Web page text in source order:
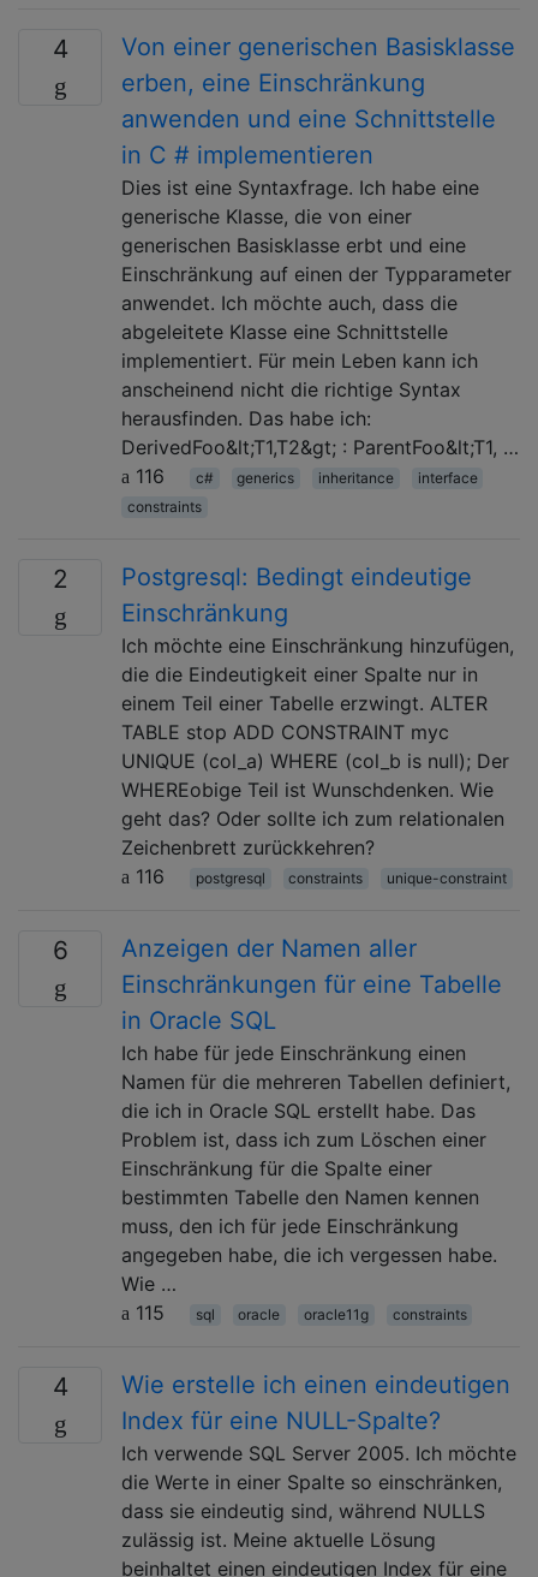
4
Von einer generischen Basisklasse
erben, eine Einschränkung
anwenden und eine Schnittstelle
in C # implementieren
Dies ist eine Syntaxfrage. Ich habe eine
generische Klasse, die von einer
generischen Basisklasse erbt und eine
Einschränkung auf einen der Typparameter
anwendet. Ich möchte auch, dass die
abgeleitete Klasse eine Schnittstelle
implementiert. Für mein Leben kann ich
anscheinend nicht die richtige Syntax
herausfinden. Das habe ich:
DerivedFoo&lt;T1,T2&gt; : ParentFoo&lt;T1, …
116
c# generics inheritance
interface
constraints
2
Postgresql: Bedingt eindeutige
Einschränkung
Ich möchte eine Einschränkung hinzufügen,
die die Eindeutigkeit einer Spalte nur in
einem Teil einer Tabelle erzwingt. ALTER
TABLE stop ADD CONSTRAINT myc
UNIQUE (col_a) WHERE (col_b is null); Der
WHEREobige Teil ist Wunschdenken. Wie
geht das? Oder sollte ich zum relationalen
Zeichenbrett zurückkehren?
116
postgresql constraints unique-constraint
6
Anzeigen der Namen aller
Einschränkungen für eine Tabelle
in Oracle SQL
Ich habe für jede Einschränkung einen
Namen für die mehreren Tabellen definiert,
die ich in Oracle SQL erstellt habe. Das
Problem ist, dass ich zum Löschen einer
Einschränkung für die Spalte einer
bestimmten Tabelle den Namen kennen
muss, den ich für jede Einschränkung
angegeben habe, die ich vergessen habe.
Wie …
115
sql oracle oracle11g constraints
4
Wie erstelle ich einen eindeutigen
Index für eine NULL-Spalte?
Ich verwende SQL Server 2005. Ich möchte
die Werte in einer Spalte so einschränken,
dass sie eindeutig sind, während NULLS
zulässig ist. Meine aktuelle Lösung
beinhaltet einen eindeutigen Index für eine